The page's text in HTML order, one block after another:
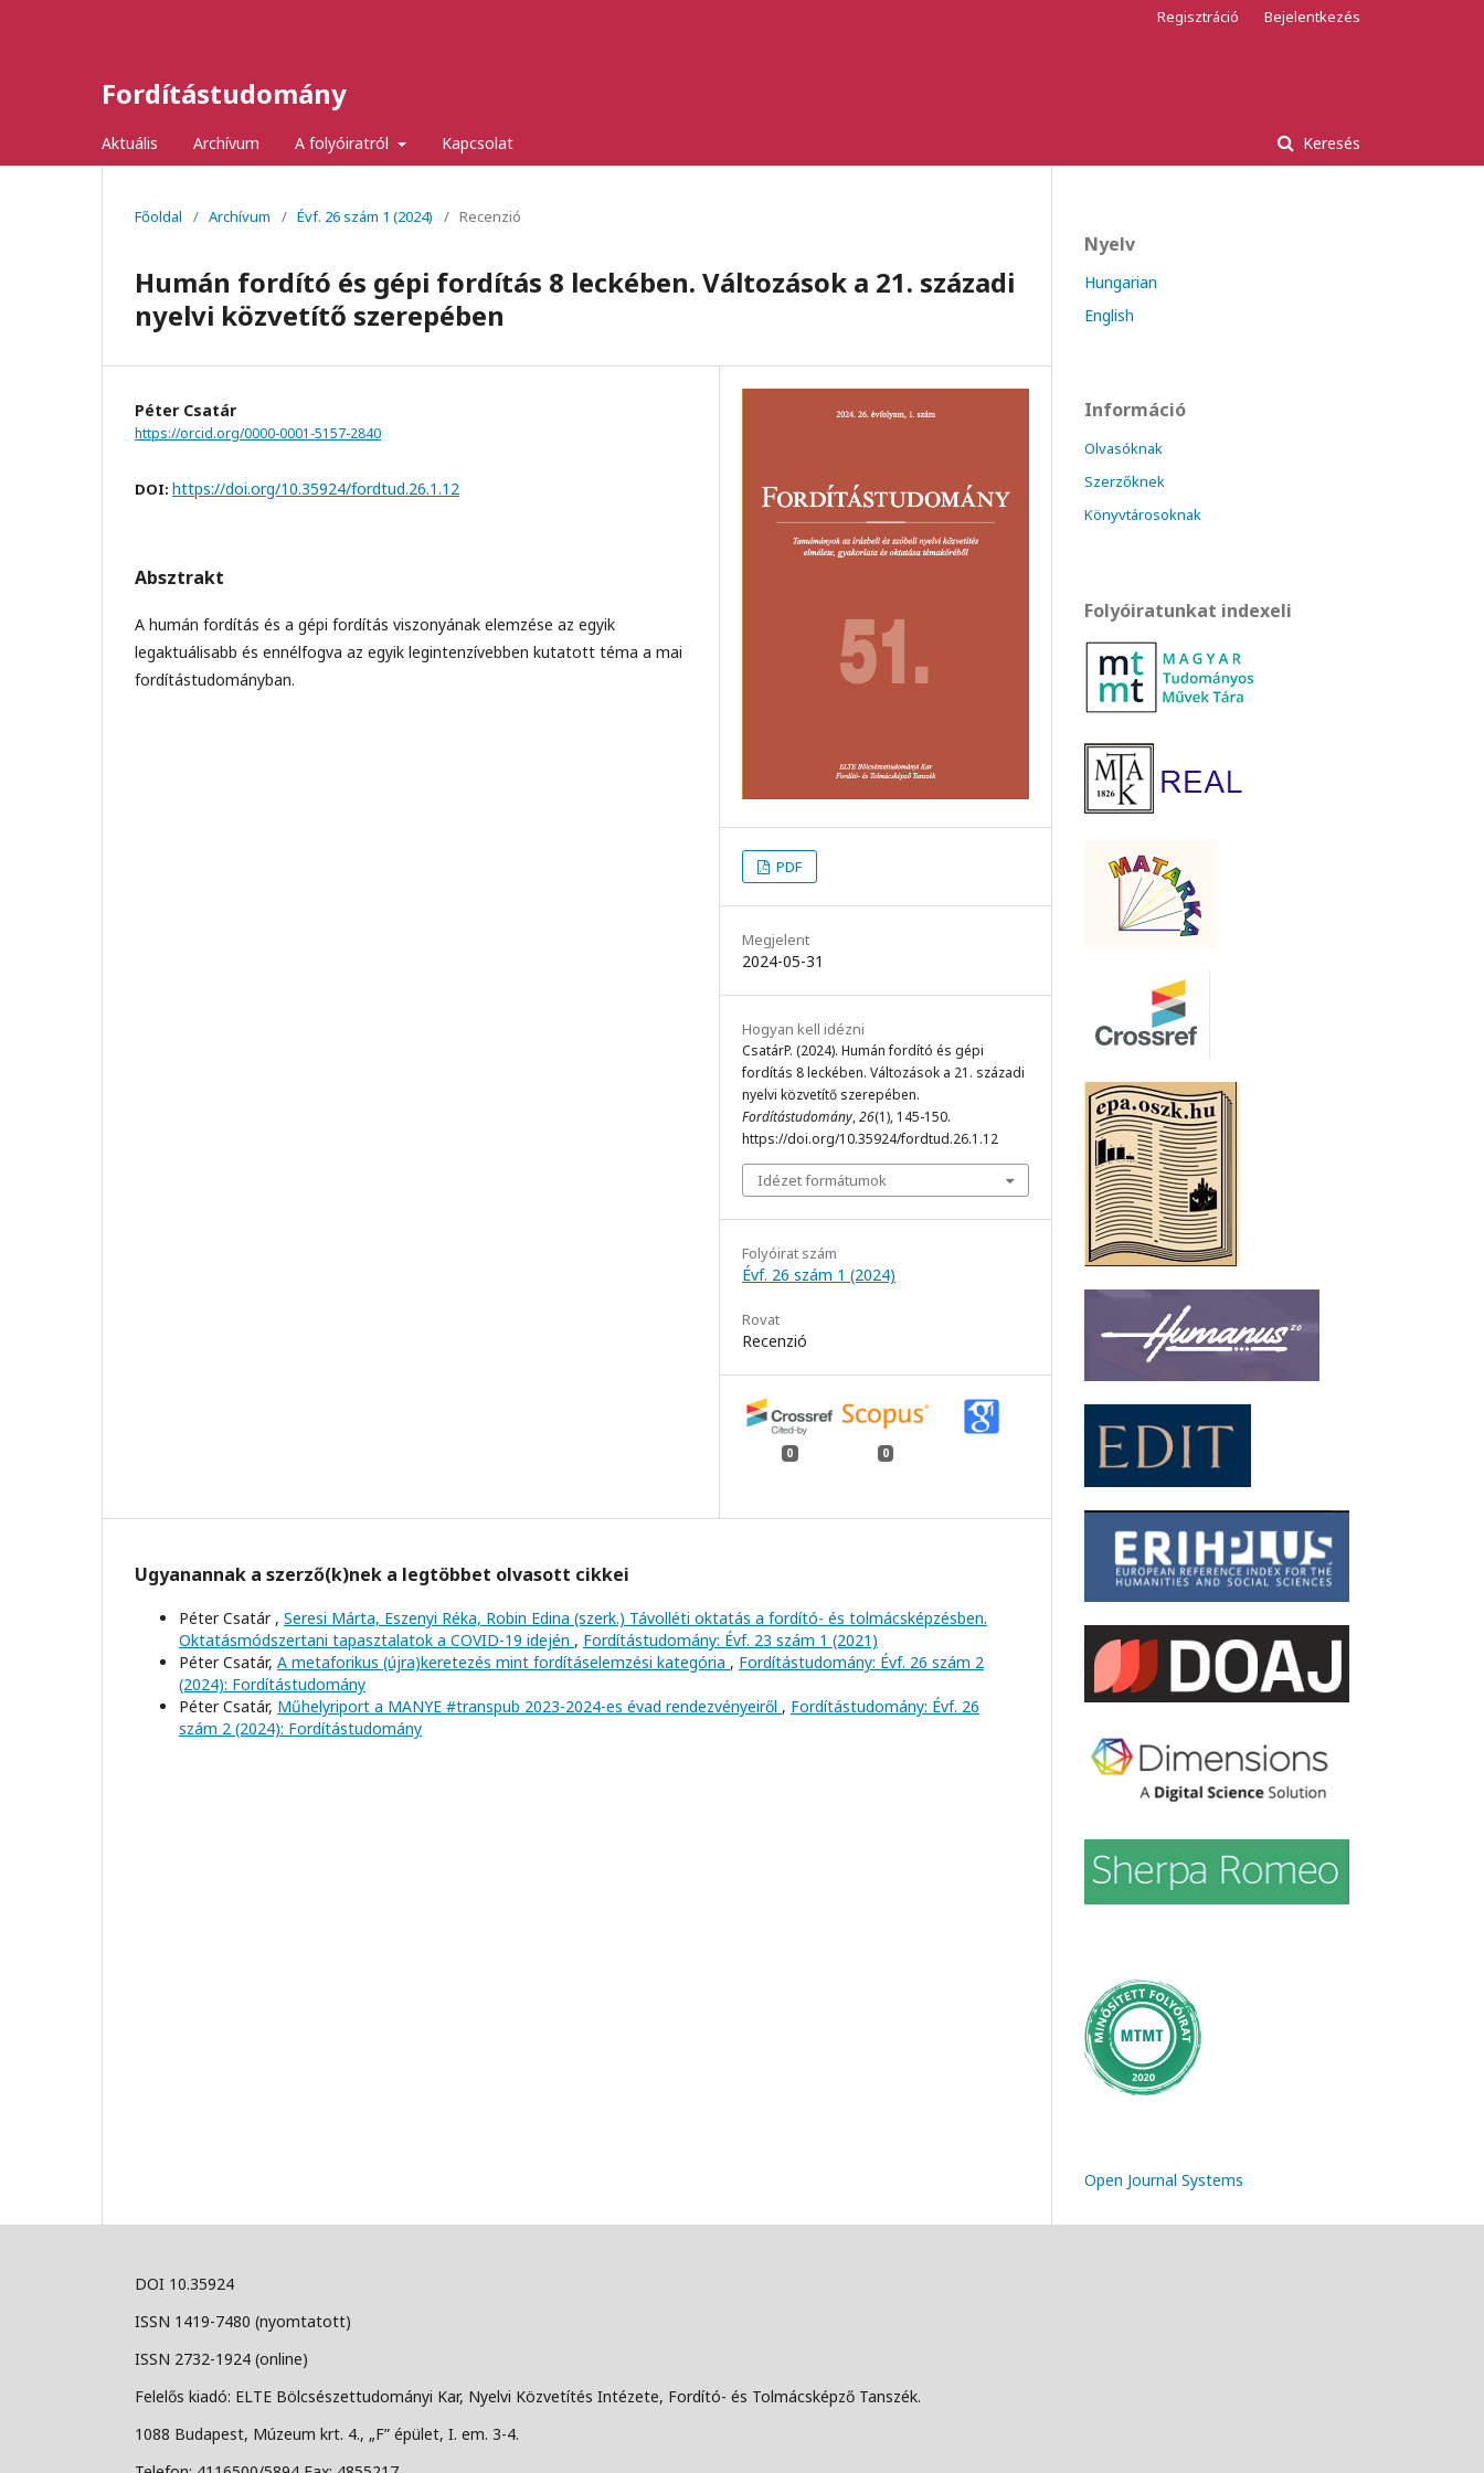
Fordítástudomány
Aktuális Archívum A folyóiratról Kapcsolat Keresés
Regisztráció Bejelentkezés
Főoldal / Archívum / Évf. 26 szám 1 (2024) / Recenzió
Humán fordító és gépi fordítás 8 leckében. Változások a 21. századi
nyelvi közvetítő szerepében
Péter Csatár
https://orcid.org/0000-0001-5157-2840
DOI: https://doi.org/10.35924/fordtud.26.1.12
Absztrakt
A humán fordítás és a gépi fordítás viszonyának elemzése az egyik
legaktuálisabb és ennélfogva az egyik legintenzívebben kutatott téma a mai
fordítástudományban.
PDF
Megjelent
2024-05-31
Hogyan kell idézni
CsatárP. (2024). Humán fordító és gépi
fordítás 8 leckében. Változások a 21. századi
nyelvi közvetítő szerepében.
Fordítástudomány,26(1), 145-150.
https://doi.org/10.35924/fordtud.26.1.12
Idézet formátumok
Folyóirat szám
Évf. 26 szám 1 (2024)
Rovat
Recenzió
0 0
Ugyanannak a szerző(k)nek a legtöbbet olvasott cikkei
Péter Csatár , Seresi Márta, Eszenyi Réka, Robin Edina (szerk.) Távolléti oktatás a fordító- és tolmácsképzésben.
Oktatásmódszertani tapasztalatok a COVID-19 idején , Fordítástudomány: Évf. 23 szám 1 (2021)
Péter Csatár, A metaforikus (újra)keretezés mint fordításelemzési kategória , Fordítástudomány: Évf. 26 szám 2
(2024): Fordítástudomány
Péter Csatár, Műhelyriport a MANYE #transpub 2023-2024-es évad rendezvényeiről , Fordítástudomány: Évf. 26
szám 2 (2024): Fordítástudomány
Nyelv
Hungarian
English
Információ
Olvasóknak
Szerzőknek
Könyvtárosoknak
Folyóiratunkat indexeli
Open Journal Systems
DOI 10.35924
ISSN 1419-7480 (nyomtatott)
ISSN 2732-1924 (online)
Felelős kiadó: ELTE Bölcsészettudományi Kar, Nyelvi Közvetítés Intézete, Fordító- és Tolmácsképző Tanszék.
1088 Budapest, Múzeum krt. 4., „F” épület, I. em. 3-4.